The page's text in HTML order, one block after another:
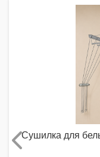
Сушилка для